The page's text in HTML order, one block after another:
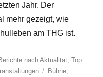
Jahr. Der
mehr gezeigt, wie
am THG ist.
nach Aktualität ,Top
Schlagwörter
Bühne